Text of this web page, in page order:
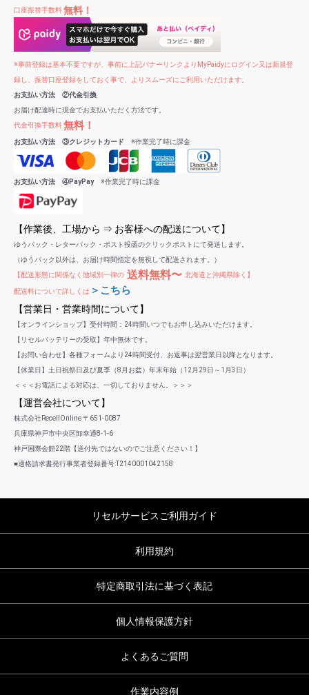
口座振替手数料無料！
※事前登録は基本不要ですが、事前に上記バナーリンクよりMyPaidyにログイン又は新規登
録し、振替口座登録をしておく事で、よりスムーズにご利用いただけます。
お支払い方法 ②代金引換
お届け配達時に現金でお支払いただく方法です。
代金引換手数料無料！
お支払い方法 ③クレジットカード ※作業完了時に課金
お支払い方法 ④PayPay※作業完了時に課金
【作業後、工場から ⇒ お客様への配送について】
ゆうパック・レターパック・ポスト投函のクリックポストにて発送します。
（ゆうパック以外は、お届け時間指定を無視して配送されます。）
【配送形態に関係なく地域別一律の 送料無料〜 北海道と沖縄県除く】
配送料について詳しくは ＞こちら
【営業日・営業時間について】
【オンラインショップ】受付時間：24時間いつでもお申し込みいただけます。
【リセルバッテリーの受取】年中無休です。
【お問い合わせ】各種フォームより24時間受付、お返事は翌営業日以降となります。
【休業日】土日祝祭日及び夏季（8月お盆）年末年始（12月29日～1月3日）
＜＜＜お電話による対応は、一切しておりません。＞＞＞
【運営会社について】
株式会社RecellOnline 〒651-0087
兵庫県神戸市中央区卸幸通8-1-6
神戸国際会館22階【送付先ではないのでご注意ください！】
■適格請求書発行事業者登録番号:T2140001042158
リセルサービスご利用ガイド
利用規約
特定商取引法に基づく表記
個人情報保護方針
よくあるご質問
作業内容例